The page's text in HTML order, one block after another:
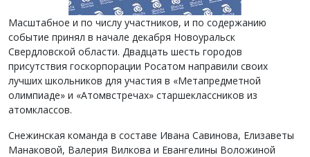
Масштабное и по числу участников, и по содержанию
событие принял в начале декабря Новоуральск
Свердловской области. Двадцать шесть городов
присутствия госкорпорации Росатом направили своих
лучших школьников для участия в «Метапредметной
олимпиаде» и «Атомвстречах» старшеклассников из
атомклассов.
Снежинская команда в составе Ивана Савинова, Елизаветы
Манаковой, Валерия Вилкова и Евангелины Воложиной